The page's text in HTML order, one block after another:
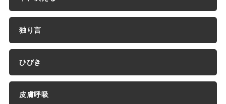
独り言
ひびき
皮膚呼吸